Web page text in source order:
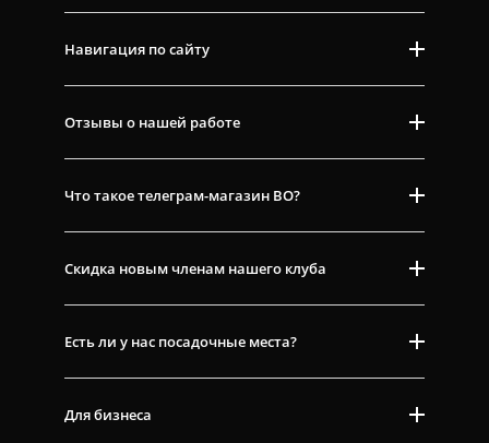
Навигация по сайту
Отзывы о нашей работе
Что такое телеграм-магазин ВО?
Скидка новым членам нашего клуба
Есть ли у нас посадочные места?
Для бизнеса